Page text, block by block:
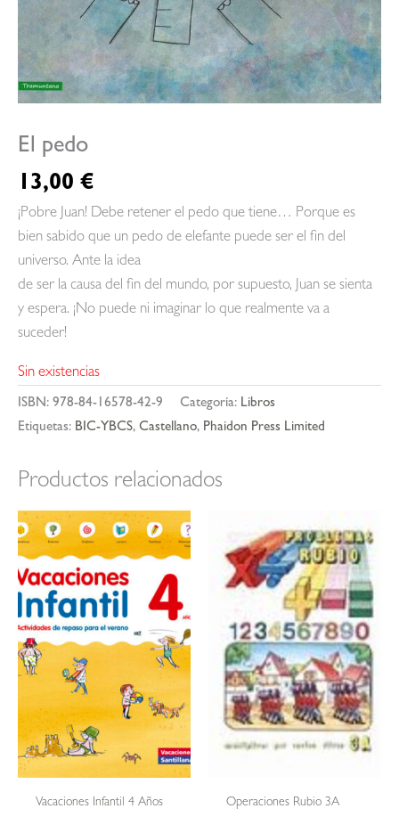
El pedo
13,00 €
¡Pobre Juan! Debe retener el pedo que tiene… Porque es
bien sabido que un pedo de elefante puede ser el fin del
universo. Ante la idea
de ser la causa del fin del mundo, por supuesto, Juan se sienta
y espera. ¡No puede ni imaginar lo que realmente va a
suceder!
Sin existencias
ISBN: 978-84-16578-42-9 Categoría: Libros
Etiquetas: BIC-YBCS, Castellano, Phaidon Press Limited
Productos relacionados
Vacaciones Infantil 4 Años Operaciones Rubio 3A